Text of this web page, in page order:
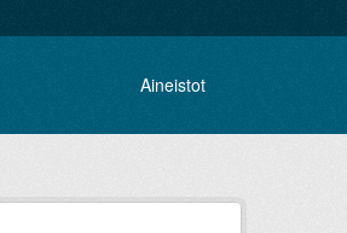
Aineistot